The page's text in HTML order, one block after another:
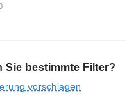
Sie bestimmte Filter?
vorschlagen